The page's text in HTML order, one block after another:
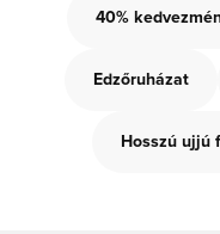
40%
Edzőruházat
Hosszú ujjú